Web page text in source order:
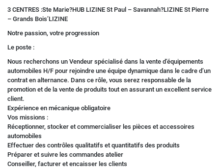
3 CENTRES :Ste Marie?HUB LIZINE St Paul – Savannah?LIZINE St Pierre
– Grands Bois’LIZINE
Notre passion, votre progression
Le poste :
Nous recherchons un Vendeur spécialisé dans la vente d’équipements
automobiles H/F pour rejoindre une équipe dynamique dans le cadre d’un
contrat en alternance. Dans ce rôle, vous serez responsable de la
promotion et de la vente de produits tout en assurant un excellent service
client.
Expérience en mécanique obligatoire
Vos missions :
Réceptionner, stocker et commercialiser les pièces et accessoires
automobiles
Effectuer des contrôles qualitatifs et quantitatifs des produits
Préparer et suivre les commandes atelier
Conseiller, facturer et encaisser les clients